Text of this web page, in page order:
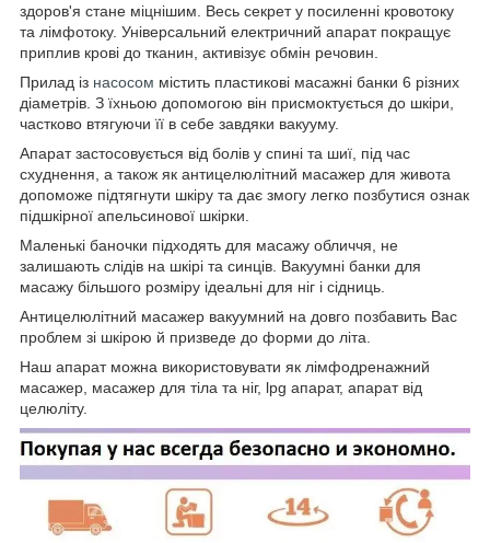
здоров'я стане міцнішим. Весь секрет у посиленні кровотоку
та лімфотоку. Універсальний електричний апарат покращує
приплив крові до тканин, активізує обмін речовин.
Прилад із насосом містить пластикові масажні банки 6 різних
діаметрів. З їхньою допомогою він присмоктується до шкіри,
частково втягуючи її в себе завдяки вакууму.
Апарат застосовується від болів у спині та шиї, під час
схуднення, а також як антицелюлітний масажер для живота
допоможе підтягнути шкіру та дає змогу легко позбутися ознак
підшкірної апельсинової шкірки.
Маленькі баночки підходять для масажу обличчя, не
залишають слідів на шкірі та синців. Вакуумні банки для
масажу більшого розміру ідеальні для ніг і сідниць.
Антицелюлітний масажер вакуумний на довго позбавить Вас
проблем зі шкірою й призведе до форми до літа.
Наш апарат можна використовувати як лімфодренажний
масажер, масажер для тіла та ніг, lpg апарат, апарат від
целюліту.